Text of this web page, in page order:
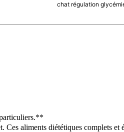
chat régulation
Ces aliments diététiques complets